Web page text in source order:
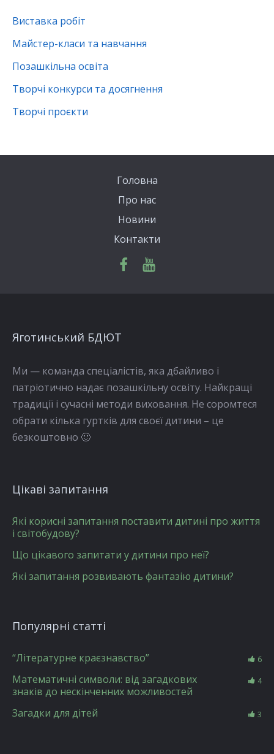
Виставка робіт
Майстер-класи та навчання
Позашкільна освіта
Творчі конкурси та досягнення
Творчі проєкти
Головна
Про нас
Новини
Контакти
Яготинський БДЮТ
Ми — команда спеціалістів, яка дбайливо і
патріотично надає позашкільну освіту. Найкращі
традиції і сучасні методи виховання. Не соромтеся
обрати кілька гуртків для своєї дитини – це
безкоштовно 🙂
Цікаві запитання
Які корисні запитання поставити дитині про життя
і світобудову?
Що цікавого запитати у дитини про неї?
Які запитання розвивають фантазію дитини?
Популярні статті
“Літературне краєзнавство” 6
Математичні символи: від загадкових
знаків до нескінченних можливостей
4
Загадки для дітей 3